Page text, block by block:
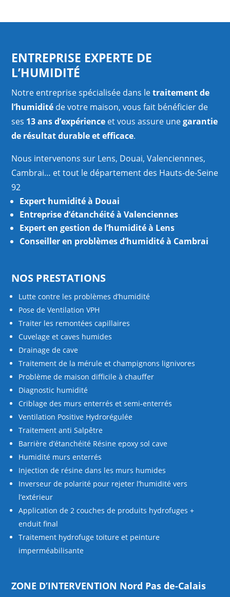
ENTREPRISE EXPERTE DE
L’HUMIDITÉ
Notre entreprise spécialisée dans letraitement de
l’humidité de votre maison, vous fait bénéficier de
ses 13 ans d’expérience et vous assure unegarantie
de résultat durable et efficace.
Nous intervenons sur Lens, Douai, Valenciennnes,
Cambrai… et tout le département des Hauts-de-Seine
92
Expert humidité à Douai
Entreprise d’étanchéité à Valenciennes
Expert en gestion de l’humidité à Lens
Conseiller en problèmes d’humidité à Cambrai
NOS PRESTATIONS
Lutte contre les problèmes d’humidité
Pose de Ventilation VPH
Traiter les remontées capillaires
Cuvelage et caves humides
Drainage de cave
Traitement de la mérule et champignons lignivores
Problème de maison difficile à chauffer
Diagnostic humidité
Criblage des murs enterrés et semi-enterrés
Ventilation Positive Hydrorégulée
Traitement anti Salpêtre
Barrière d’étanchéité Résine epoxy sol cave
Humidité murs enterrés
Injection de résine dans les murs humides
Inverseur de polarité pour rejeter l’humidité vers
l’extérieur
Application de 2 couches de produits hydrofuges +
enduit final
Traitement hydrofuge toiture et peinture
imperméabilisante
ZONE D’INTERVENTION Nord Pas de-Calais